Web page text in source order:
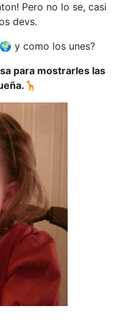
Pero no lo se, casi
devs.
y como los unes?
para mostrarles las